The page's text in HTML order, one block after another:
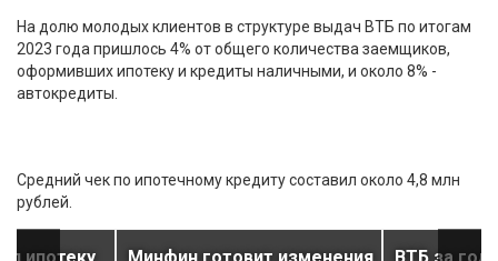
На долю молодых клиентов в структуре выдач ВТБ по итогам
2023 года пришлось 4% от общего количества заемщиков,
оформивших ипотеку и кредиты наличными, и около 8% -
автокредиты.
Средний чек по ипотечному кредиту составил около 4,8 млн
рублей.
ипотеку
Минфин готовит изменения
ВТБ за год